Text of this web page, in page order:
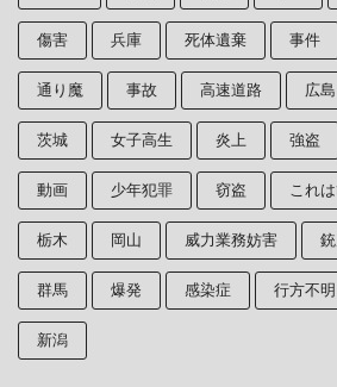
傷害 兵庫 死体遺棄 事件
通り魔 事故 高速道路 広島
茨城 女子高生 炎上 強盗
動画 少年犯罪 窃盗 これ
栃木 岡山 威力業務妨害
群馬 爆発 感染症 行方不明
新潟